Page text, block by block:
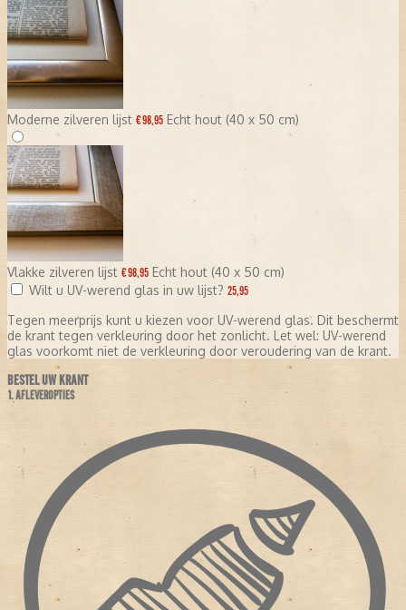
Moderne zilveren lijst € 98,95 Echt hout (40 x 50 cm)
Vlakke zilveren lijst € 98,95 Echt hout (40 x 50 cm)
Wilt u UV-werend glas in uw lijst? 25,95
Tegen meerprijs kunt u kiezen voor UV-werend glas. Dit beschermt
de krant tegen verkleuring door het zonlicht. Let wel: UV-werend
glas voorkomt niet de verkleuring door veroudering van de krant.
BESTEL UW KRANT
1. AFLEVEROPTIES